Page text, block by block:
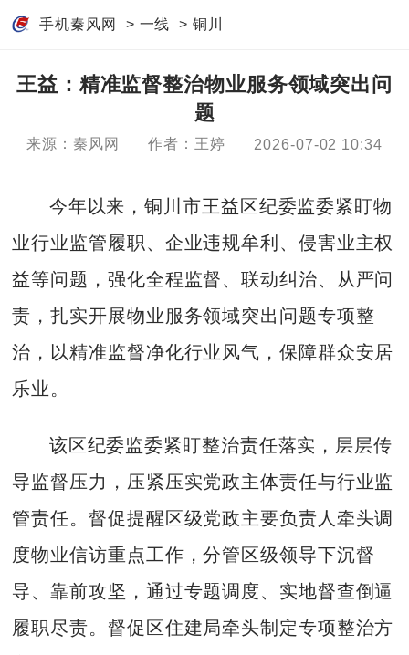
手机秦风网 > 一线 > 铜川
王益：精准监督整治物业服务领域突出问
题
来源：秦风网 作者：王婷 2026-07-02 10:34
今年以来，铜川市王益区纪委监委紧盯物
业行业监管履职、企业违规牟利、侵害业主权
益等问题，强化全程监督、联动纠治、从严问
责，扎实开展物业服务领域突出问题专项整
治，以精准监督净化行业风气，保障群众安居
乐业。
该区纪委监委紧盯整治责任落实，层层传
导监督压力，压紧压实党政主体责任与行业监
管责任。督促提醒区级党政主要负责人牵头调
度物业信访重点工作，分管区级领导下沉督
导、靠前攻坚，通过专题调度、实地督查倒逼
履职尽责。督促区住建局牵头制定专项整治方